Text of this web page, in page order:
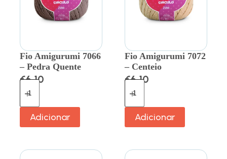
Fio Amigurumi 7066
– Pedra Quente
€6.10
Adicionar
Fio Amigurumi 7072
– Centeio
€6.10
Adicionar